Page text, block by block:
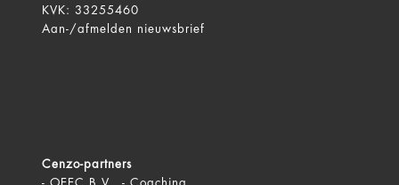
KVK: 33255460
Aan-/afmelden
nieuwsbrief
Cenzo-partners
- OEEC B.V. - Coaching